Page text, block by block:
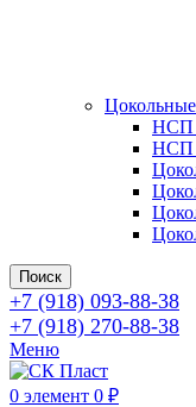
НСП
НСП
Поиск
+7 (918) 093-88-38
+7 (918) 270-88-38
Меню
0 элемент 0 ₽